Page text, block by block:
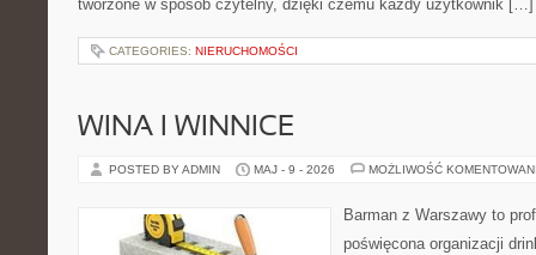
tworzone w sposób czytelny, dzięki czemu każdy użytkownik […]
CATEGORIES: NIERUCHOMOŚCI
WINA I WINNICE
POSTED BY ADMIN MAJ - 9 - 2026 MOŻLIWOŚĆ
Barman z Warszawy to
poświęcona organizacji